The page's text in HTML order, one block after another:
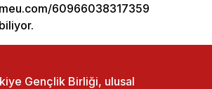
60966038317359
Gençlik Birliği, ulusal